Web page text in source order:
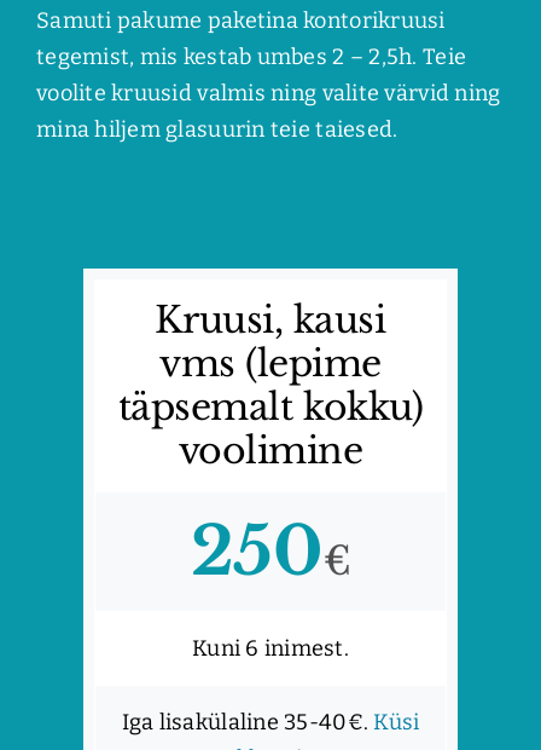
Samuti pakume paketina kontorikruusi
tegemist, mis kestab umbes 2 – 2,5h. Teie
voolite kruusid valmis ning valite värvid ning
mina hiljem glasuurin teie taiesed.
Kruusi, kausi
vms (lepime
täpsemalt kokku)
voolimine
250€
Kuni 6 inimest.
Iga lisakülaline 35-40€.Küsi